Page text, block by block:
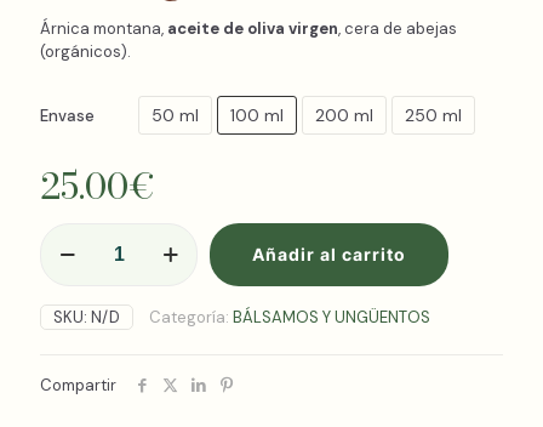
Árnica montana, aceite de oliva virgen, cera de abejas
(orgánicos).
Envase 50 ml 100 ml 200 ml 250 ml
25.00€
NATURAL
ÁRNICA
MONTANA
Añadir al carrito
SKU: N/D Categoría: BÁLSAMOS Y UNGÜENTOS
Compartir